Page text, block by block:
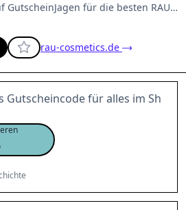
GutscheinJagen für die besten RAU
im
Abstimmen, Testen, Teilen und
Drehen Sie den Glücksklee
rau-cosmetics.de
Gutscheincode für alles im Sh